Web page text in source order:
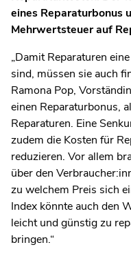
eines Reparaturbonus
Mehrwertsteuer auf
„Damit Reparaturen
sind, müssen sie auch
Ramona Pop,
einen Reparaturbonus,
Reparaturen. Eine
zudem die Kosten für
reduzieren. Vor allem
über den
zu welchem Preis sich
Index könnte auch den
leicht und günstig zu
bringen.“